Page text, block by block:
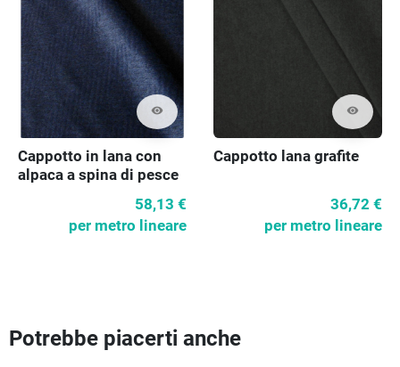
visibility
Cappotto in lana con
alpaca a spina di pesce
58,13 €
per metro lineare
visibility
Cappotto lana grafite
36,72 €
per metro lineare
Potrebbe piacerti anche